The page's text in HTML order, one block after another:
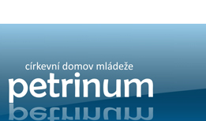
- sestry misionářky